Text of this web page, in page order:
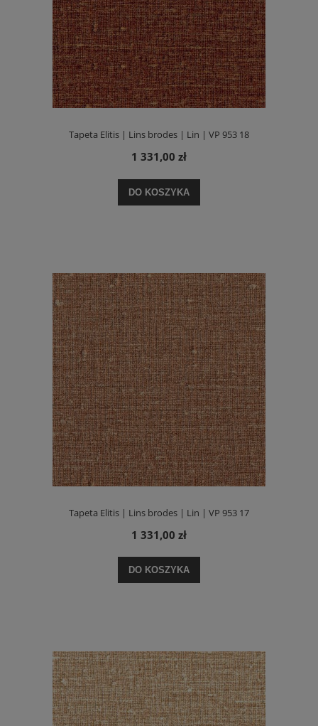
Tapeta Elitis | Lins brodes | Lin | VP 953 18
1 331,00 zł
DO KOSZYKA
Tapeta Elitis | Lins brodes | Lin | VP 953 17
1 331,00 zł
DO KOSZYKA